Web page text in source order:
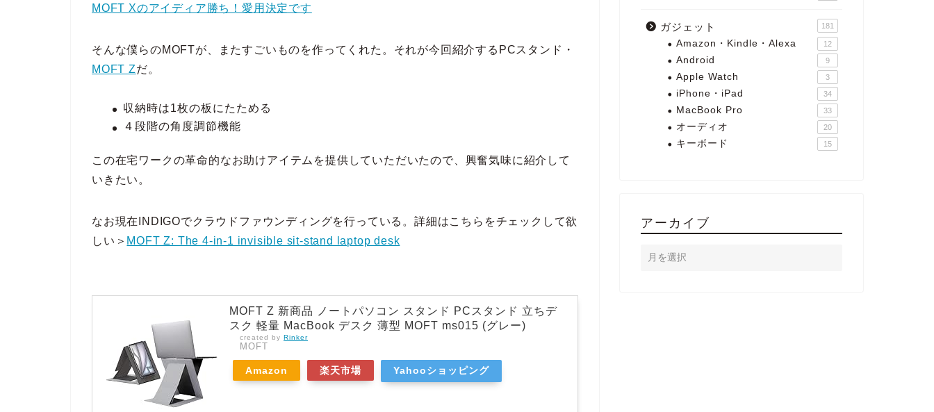
MOFT Xのアイディア勝ち！愛用決定です
そんな僕らのMOFTが、またすごいものを作ってくれた。それが今回紹介するPCスタンド・
MOFT Zだ。
収納時は1枚の板にたためる
４段階の角度調節機能
この在宅ワークの革命的なお助けアイテムを提供していただいたので、興奮気味に紹介して
いきたい。
なお現在INDIGOでクラウドファウンディングを行っている。詳細はこちらをチェックして欲
しい＞ MOFT Z: The 4-in-1 invisible sit-stand laptop desk
MOFT Z 新商品 ノートパソコン スタンド PCスタンド 立ちデ
スク 軽量 MacBook デスク 薄型 MOFT ms015 (グレー)
created by Rinker
MOFT
Amazon 楽天市場 Yahooショッピング
ガジェット 181
Amazon・Kindle・Alexa 12
Android 9
Apple Watch 3
iPhone・iPad 34
MacBook Pro 33
オーディオ 20
キーボード 15
アーカイブ